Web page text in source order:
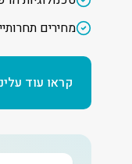
מחירים
קראו עוד